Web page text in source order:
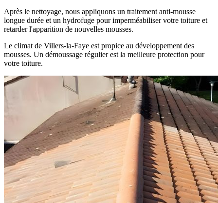
Après le nettoyage, nous appliquons un traitement anti-mousse
longue durée et un hydrofuge pour imperméabiliser votre toiture et
retarder l'apparition de nouvelles mousses.
Le climat de Villers-la-Faye est propice au développement des
mousses. Un démoussage régulier est la meilleure protection pour
votre toiture.